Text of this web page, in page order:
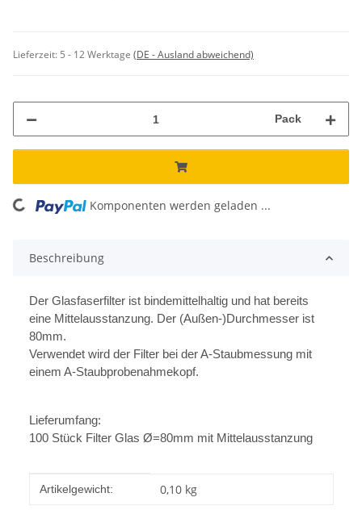
Lieferzeit: 5 - 12 Werktage (DE - Ausland abweichend)
Pack
Loading... Komponenten werden geladen ...
Beschreibung
Der Glasfaserfilter ist bindemittelhaltig und hat bereits
eine Mittelausstanzung. Der (Außen-)Durchmesser ist
80mm.
Verwendet wird der Filter bei der A-Staubmessung mit
einem A-Staubprobenahmekopf.
Lieferumfang:
100 Stück Filter Glas Ø=80mm mit Mittelausstanzung
Produkteigenschaft
Wert
Artikelgewicht: 0,10 kg